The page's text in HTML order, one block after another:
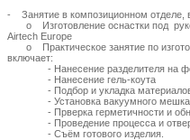
- Занятие в композиционном отделе,
o Изготовление оснастки под
Airtech Europe
o Практическое занятие по
включает:
- Нанесение разделителя на
- Нанесение гель-коута
- Подбор и укладка
- Установка вакуумного мешка
- Прверка герметичности и
- Проведение процесса и
- Съём готового изделия.